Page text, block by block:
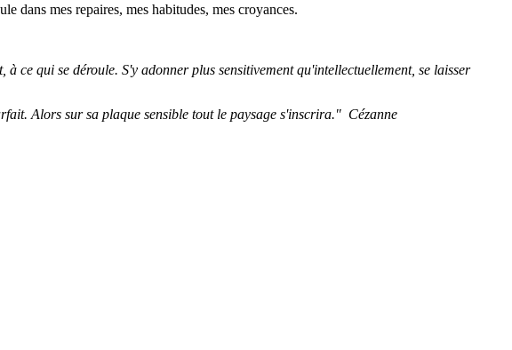
dans mes repaires, mes habitudes, mes croyances.
ce qui se déroule. S'y adonner plus sensitivement qu'intellectuellement, se laisser
Alors sur sa plaque sensible tout le paysage s'inscrira." Cézanne